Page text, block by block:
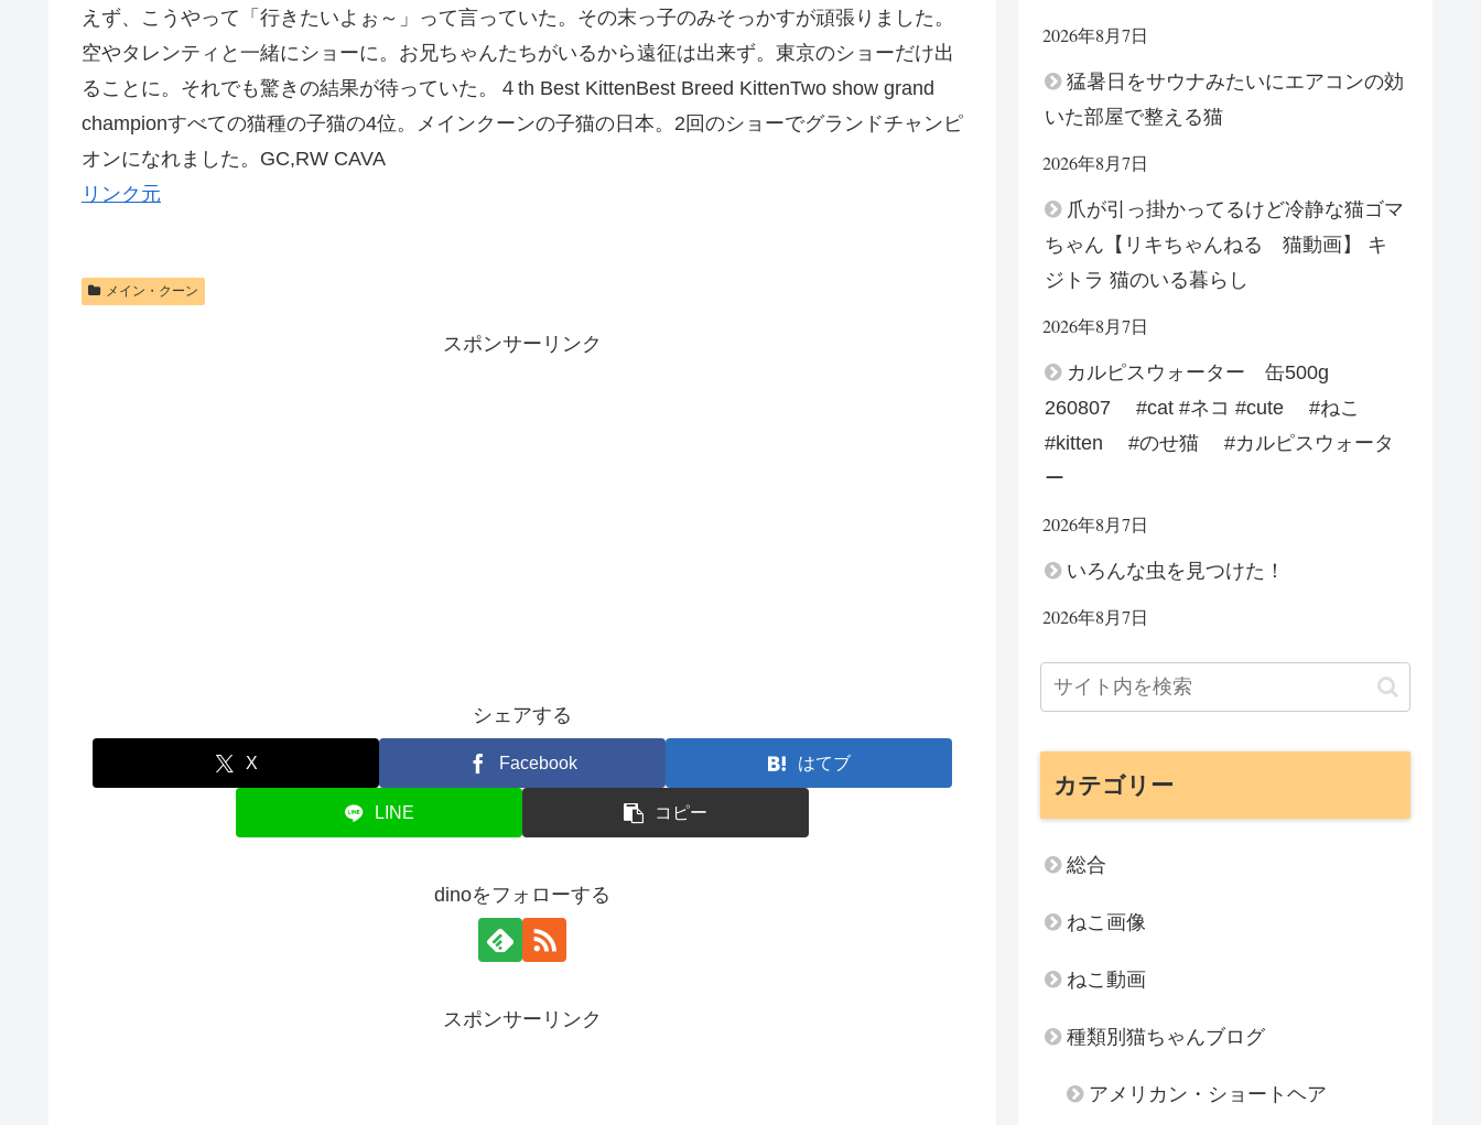
えず、こうやって「行きたいよぉ～」って言っていた。その末っ子のみそっかすが頑張りました。
空やタレンティと一緒にショーに。お兄ちゃんたちがいるから遠征は出来ず。東京のショーだけ出
ることに。それでも驚きの結果が待っていた。４th Best KittenBest Breed KittenTwo show grand
championすべての猫種の子猫の4位。メインクーンの子猫の日本。2回のショーでグランドチャンピ
オンになれました。GC,RW CAVA
リンク元
メイン・クーン
スポンサーリンク
シェアする
X Facebook はてブ
LINE コピー
dinoをフォローする
スポンサーリンク
2026年8月7日
猛暑日をサウナみたいにエアコンの効
いた部屋で整える猫
2026年8月7日
爪が引っ掛かってるけど冷静な猫ゴマ
ちゃん【リキちゃんねる 猫動画】 キ
ジトラ 猫のいる暮らし
2026年8月7日
カルピスウォーター 缶500g
260807 #cat #ネコ #cute #ねこ
#kitten #のせ猫 #カルピスウォータ
ー
2026年8月7日
いろんな虫を見つけた！
2026年8月7日
カテゴリー
総合
ねこ画像
ねこ動画
種類別猫ちゃんブログ
アメリカン・ショートヘア